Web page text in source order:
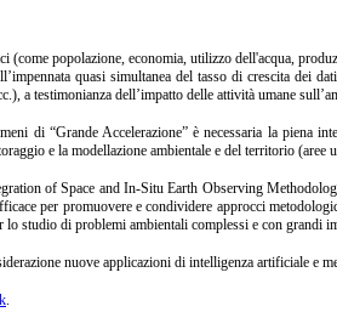
popolazione, economia, utilizzo dell'acqua,
quasi simultanea del tasso di crescita dei
a testimonianza dell’impatto delle attività umane
di “Grande Accelerazione” è necessaria la piena
e la modellazione ambientale e del territorio (aree
of Space and In-Situ Earth Observing
per promuovere e condividere approcci
studio di problemi ambientali complessi e con grandi
nuove applicazioni di intelligenza artificiale e
.